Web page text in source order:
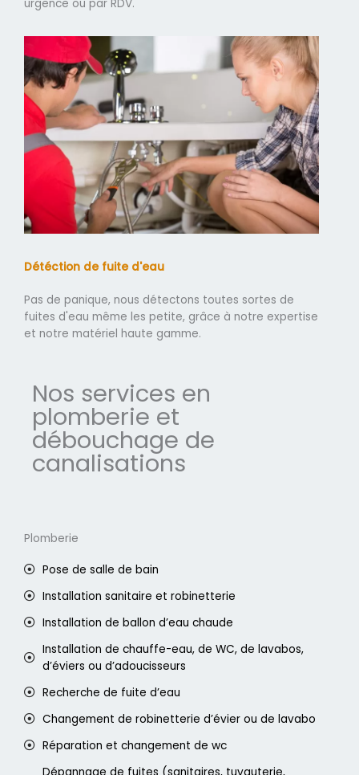
urgence ou par RDV.
Détéction de fuite d'eau
Pas de panique, nous détectons toutes sortes de
fuites d'eau même les petite, grâce à notre expertise
et notre matériel haute gamme.
Nos services en
plomberie et
débouchage de
canalisations
Plomberie
Pose de salle de bain
Installation sanitaire et robinetterie
Installation de ballon d’eau chaude
Installation de chauffe-eau, de WC, de lavabos,
d’éviers ou d’adoucisseurs
Recherche de fuite d’eau
Changement de robinetterie d’évier ou de lavabo
Réparation et changement de wc
Dépannage de fuites (sanitaires, tuyauterie,